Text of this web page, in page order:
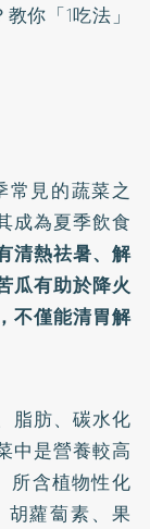
你「1吃法」
常見的蔬菜之
成為夏季飲食
清熱祛暑、解
瓜有助於降火
不僅能清胃解
脂肪、碳水化
中是營養較高
所含植物性化
蘿蔔素、果